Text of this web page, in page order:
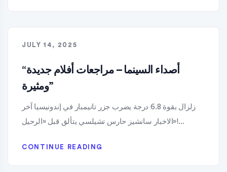
JULY 14, 2025
“أصداء السينما – مراجعات أفلام جديدة
ومثيرة”
زلزال بقوة 6.8 درجة يضرب جزر تانيمبار في إندونيسيا آخر
الاخبار سانشيز حارس تشيلسي يتألق قبل «الرحيل»!...
CONTINUE READING